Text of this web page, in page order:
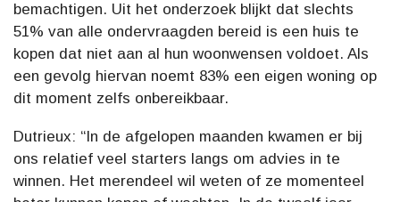
bemachtigen. Uit het onderzoek blijkt dat slechts
51% van alle ondervraagden bereid is een huis te
kopen dat niet aan al hun woonwensen voldoet. Als
een gevolg hiervan noemt 83% een eigen woning op
dit moment zelfs onbereikbaar.
Dutrieux: “In de afgelopen maanden kwamen er bij
ons relatief veel starters langs om advies in te
winnen. Het merendeel wil weten of ze momenteel